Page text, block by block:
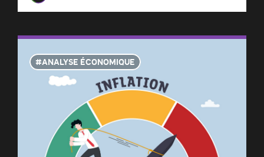
ANALYSE ÉCONOMIQUE